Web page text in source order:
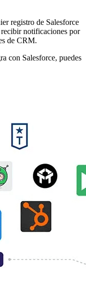
registro de Salesforce
notificaciones por
de CRM.
con Salesforce, puedes